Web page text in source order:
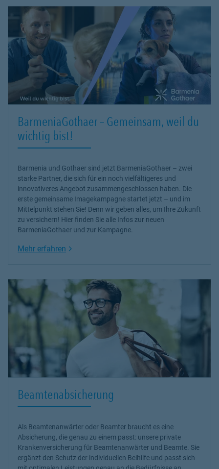
BarmeniaGothaer – Gemeinsam, weil du
wichtig bist!
Barmenia und Gothaer sind jetzt BarmeniaGothaer – zwei
starke Partner, die sich für ein noch vielfältigeres und
innovativeres Angebot zusammengeschlossen haben. Die
erste gemeinsame Imagekampagne startet jetzt – und im
Mittelpunkt stehen Sie! Denn wir geben alles, um Ihre Zukunft
zu versichern! Hier finden Sie alle Infos zur neuen
BarmeniaGothaer und zur Kampagne.
Mehr erfahren Link Opens in New Tab
Beamtenabsicherung
Als Beamtenanwärter oder Beamter braucht es eine
Absicherung, die genau zu einem passt: unsere private
Krankenversicherung für Beamtenanwärter und Beamte. Sie
ergänzt den Schutz der individuellen Beihilfe und passt sich